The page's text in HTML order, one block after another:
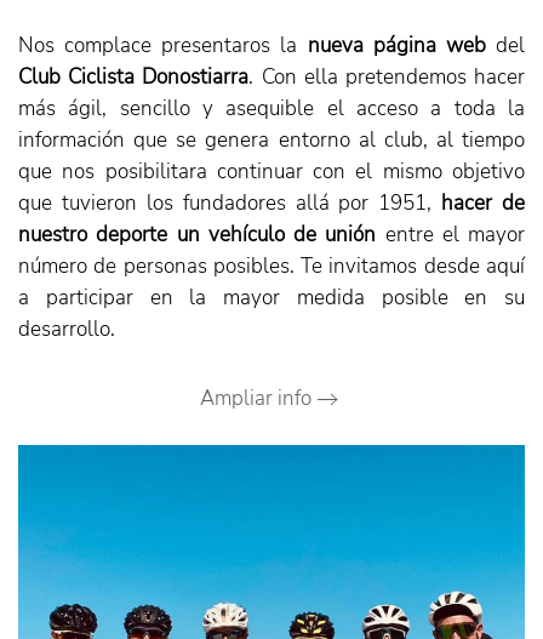
Nos complace presentaros la nueva página webdel
Club Ciclista Donostiarra. Con ella pretendemos hacer
más ágil, sencillo y asequible el acceso a toda la
información que se genera entorno al club, al tiempo
que nos posibilitara continuar con el mismo objetivo
que tuvieron los fundadores allá por 1951, hacer de
nuestro deporte un vehículo de unión entre el mayor
número de personas posibles. Te invitamos desde aquí
a participar en la mayor medida posible en su
desarrollo.
Ampliar info